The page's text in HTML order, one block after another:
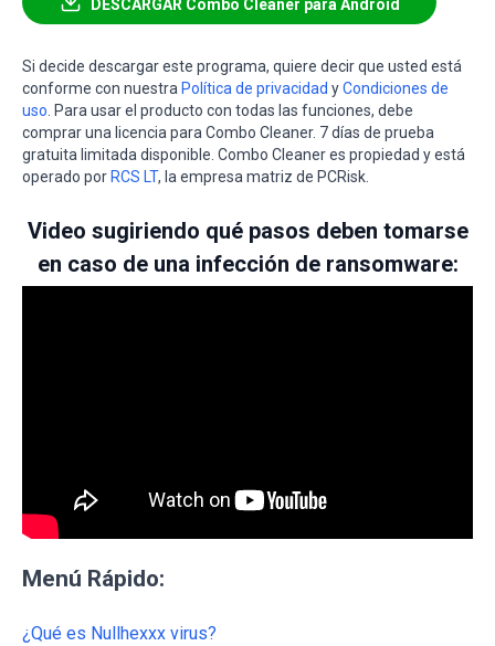
DESCARGAR Combo Cleaner para Android
Si decide descargar este programa, quiere decir que usted está
conforme con nuestra Política de privacidad yCondiciones de
uso . Para usar el producto con todas las funciones, debe
comprar una licencia para Combo Cleaner. 7 días de prueba
gratuita limitada disponible. Combo Cleaner es propiedad y está
operado por RCS LT, la empresa matriz de PCRisk.
Video sugiriendo qué pasos deben tomarse
en caso de una infección de ransomware:
Menú Rápido:
¿Qué es Nullhexxx virus?